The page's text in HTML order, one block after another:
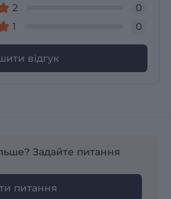
2
0
1
0
відгук
Задайте питання
питання